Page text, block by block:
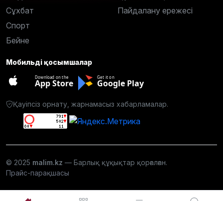
Сұхбат
Спорт
Бейне
Пайдалану ережесі
Мобильді қосымшалар
Download on the
App Store
Get it on
Google Play
Қауіпсіз орнату, жарнамасыз хабарламалар.
© 2025 malim.kz — Барлық құқықтар қорғалған.
Прайс-парақшасы